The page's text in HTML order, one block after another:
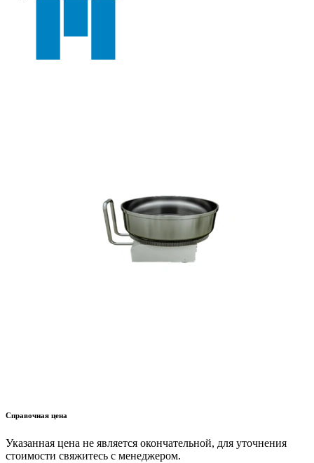
Справочная цена
Указанная цена не является окончательной, для уточнения
стоимости свяжитесь с менеджером.